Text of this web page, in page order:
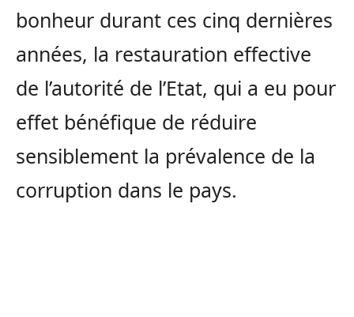
bonheur durant ces cinq dernières
années, la restauration effective
de l’autorité de l’Etat, qui a eu pour
effet bénéfique de réduire
sensiblement la prévalence de la
corruption dans le pays.